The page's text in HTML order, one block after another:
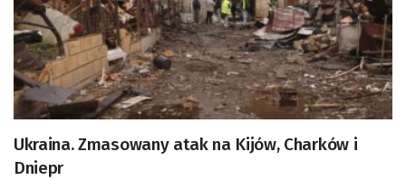
Ukraina. Zmasowany atak na Kijów, Charków i
Dniepr